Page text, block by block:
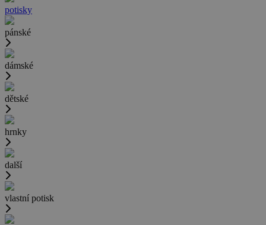
potisky
pánské
dámské
dětské
hrnky
další
vlastní potisk